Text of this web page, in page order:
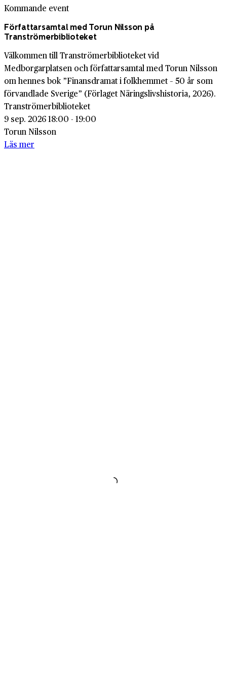
Kommande event
Författarsamtal med Torun Nilsson på
Tranströmerbiblioteket
Välkommen till Tranströmerbiblioteket vid
Medborgarplatsen och författarsamtal med Torun Nilsson
om hennes bok ”Finansdramat i folkhemmet – 50 år som
förvandlade Sverige” (Förlaget Näringslivshistoria, 2026).
Tranströmerbiblioteket
9 sep. 2026 18:00 - 19:00
Torun Nilsson
Läs mer